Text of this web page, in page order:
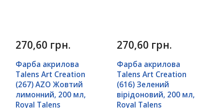
270,60 грн.
Фарба акрилова
Talens Art Creation
(267) AZO Жовтий
лимонний, 200 мл,
Royal Talens
270,60 грн.
Фарба акрилова
Talens Art Creation
(616) Зелений
вірідоновий, 200 мл,
Royal Talens